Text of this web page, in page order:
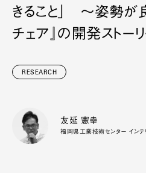
きること」 ～姿勢が
チェア』の開発ストー
RESEARCH
友延 憲幸
福岡県工業技術センター イン